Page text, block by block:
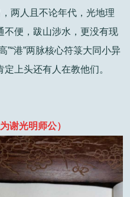
两人且不论年代，光地理
不便，跋山涉水，更没有现
”“港”两脉核心符箓大同小异
上头还有人在教他们。
谢光明师公）